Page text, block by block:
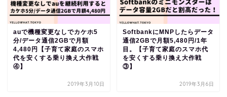
auで機種変更なしでカケホ5
分/データ通信2GBで月額
4,480円【子育て家庭のスマホ
代を安くする乗り換え大作戦
④】
2019年3月10日
SoftbankにMNPしたらデータ
通信2GBで月額5,480円/1年
目。【子育て家庭のスマホ代
を安くする乗り換え大作戦
③】
2019年3月6日